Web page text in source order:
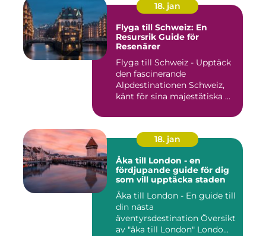
18. jan
Flyga till Schweiz: En
Resursrik Guide för
Resenärer
Flyga till Schweiz - Upptäck
den fascinerande
Alpdestinationen Schweiz,
känt för sina majestätiska ...
18. jan
Åka till London - en
fördjupande guide för dig
som vill upptäcka staden
Åka till London - En guide till
din nästa
äventyrsdestination Översikt
av "åka till London" Londo...